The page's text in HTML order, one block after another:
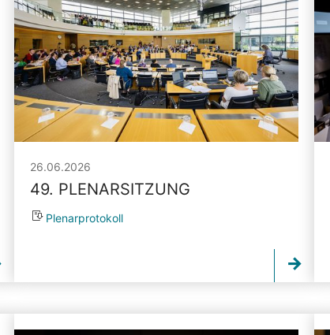
26.06.2026
49. PLENARSITZUNG
Plenarprotokoll